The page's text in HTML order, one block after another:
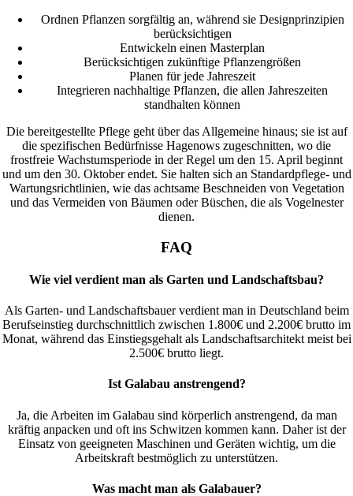
Ordnen Pflanzen sorgfältig an, während sie Designprinzipien
berücksichtigen
Entwickeln einen Masterplan
Berücksichtigen zukünftige Pflanzengrößen
Planen für jede Jahreszeit
Integrieren nachhaltige Pflanzen, die allen Jahreszeiten
standhalten können
Die bereitgestellte Pflege geht über das Allgemeine hinaus; sie ist auf
die spezifischen Bedürfnisse Hagenows zugeschnitten, wo die
frostfreie Wachstumsperiode in der Regel um den 15. April beginnt
und um den 30. Oktober endet. Sie halten sich an Standardpflege- und
Wartungsrichtlinien, wie das achtsame Beschneiden von Vegetation
und das Vermeiden von Bäumen oder Büschen, die als Vogelnester
dienen.
FAQ
Wie viel verdient man als Garten und Landschaftsbau?
Als Garten- und Landschaftsbauer verdient man in Deutschland beim
Berufseinstieg durchschnittlich zwischen 1.800€ und 2.200€ brutto im
Monat, während das Einstiegsgehalt als Landschaftsarchitekt meist bei
2.500€ brutto liegt.
Ist Galabau anstrengend?
Ja, die Arbeiten im Galabau sind körperlich anstrengend, da man
kräftig anpacken und oft ins Schwitzen kommen kann. Daher ist der
Einsatz von geeigneten Maschinen und Geräten wichtig, um die
Arbeitskraft bestmöglich zu unterstützen.
Was macht man als Galabauer?